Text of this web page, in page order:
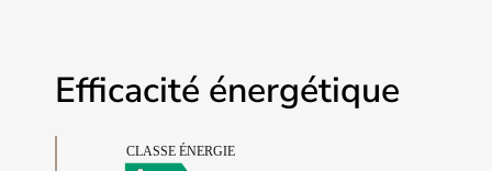
Efficacité énergétique